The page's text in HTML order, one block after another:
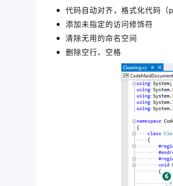
代码自动对齐，格式化代码（
添加未指定的访问修饰符
清除无用的命名空间
删除空行、空格